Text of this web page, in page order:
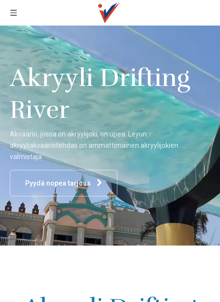
Akryyli Drifting
River
Akvaario, jossa on akryylijoki, on upea. Leyun
akryyliakvaariotehdas on ammattimainen akryylijokien
valmistaja.
Pyydä nopea tarjous